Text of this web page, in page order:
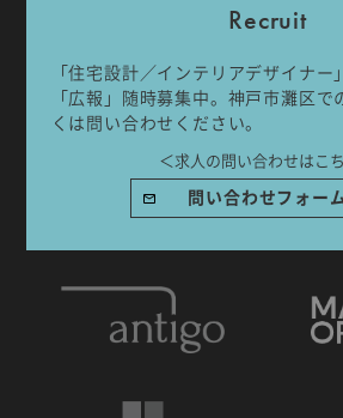
Recruit
「住宅設計／インテリアデザイナー
「広報」随時募集中。神戸市灘区で
くは問い合わせください。
＜求人の問い合わせはこ
問い合わせフォー
兵庫県神戸市灘区水道筋6丁目7番18号 NK103